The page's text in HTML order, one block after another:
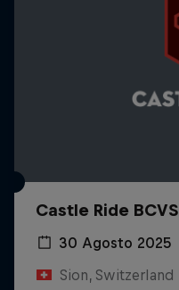
Castle Ride BCVS
30 Agosto 2025
Sion, Switzerland